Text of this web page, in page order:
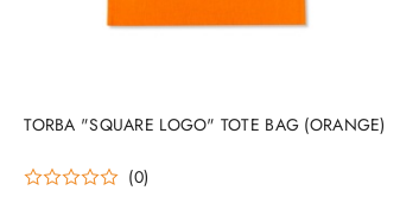
TORBA "SQUARE LOGO" TOTE BAG (ORANGE)
(0)
DO KOSZYKA